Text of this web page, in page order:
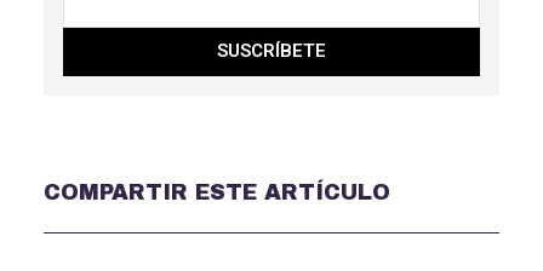
SUSCRÍBETE
COMPARTIR ESTE ARTÍCULO